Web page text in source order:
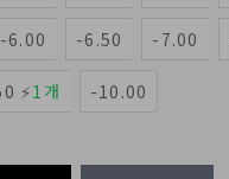
-6.00 -6.50 -7.00
⚡1개 -10.00